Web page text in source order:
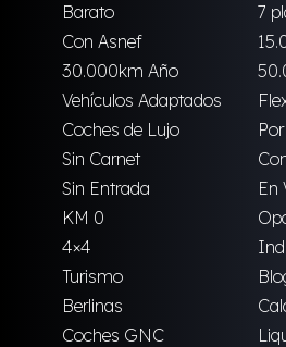
Barato
7
Con Asnef
30.000km Año
Vehículos Adaptados
Coches de Lujo
Sin Carnet
Sin Entrada
En
KM 0
4×4
Turismo
Berlinas
Coches GNC